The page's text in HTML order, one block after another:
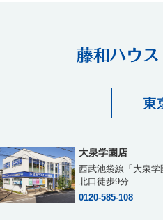
大泉学園店
西武池袋線「大泉学
北口徒歩9分
0120-585-108